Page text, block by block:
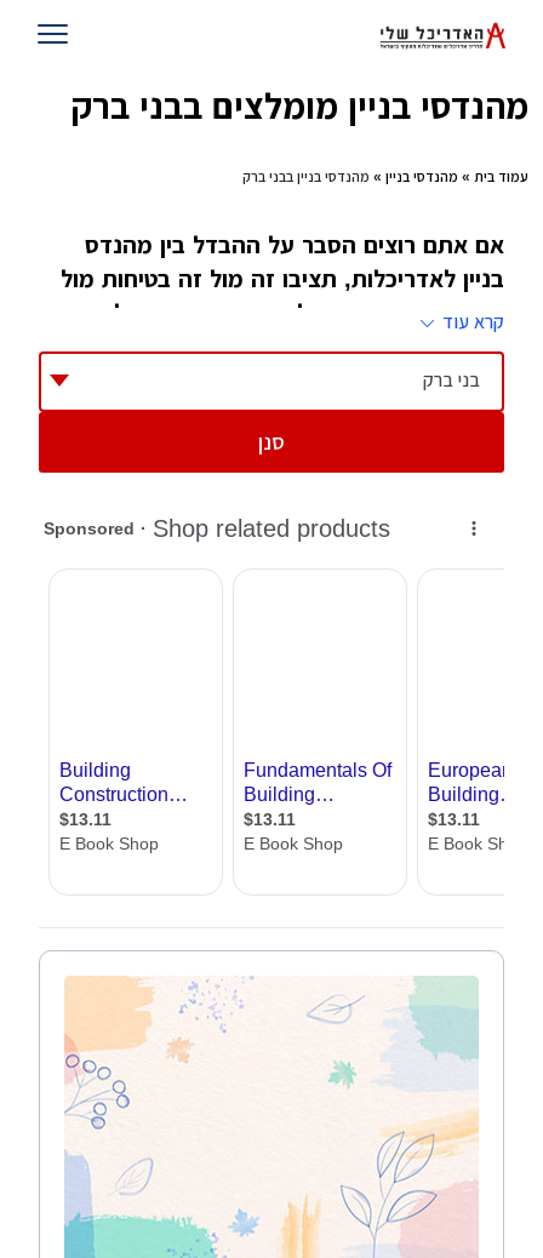
מהנדסי בניין מומלצים בבני ברק
עמוד בית » מהנדסי בניין » מהנדסי בניין בבני ברק
אם אתם רוצים הסבר על ההבדל בין מהנדס
בניין לאדריכלות, תציבו זה מול זה בטיחות מול
יופי, אם אתם רוצים לדעת כמה אחד הולך עם
השני, תסתכלו על מסלולי הלימודים של שני
מקצועות אלו
מהנדס בניין להבדיל מאדריכל לא מתעסק בעיצוב
בטוח. במילים אחרות, בזמן שאדריכל אחראי כיצד
לעצב את המבנה מבחינת המראה, המהנדס מעצב
אותו מבחינה בטיחותית , בכל הרמות. ואין מה
בניין, מזוויות שונות. זווית ראשונה היא של
המהנדסים עצמם באמצעות כרטיסי עסק מפורטים
של כל מהנדס, זווית שנייה היא הזווית של
המאמרים המקצועיים בתחום, הזווית השלישית היא
של טופס הפנייה בו תוכלו להשאיר פרטים וליהנות
מקשר ישיר עם מהנדסי בניין.
קרא עוד
בני ברק
סנן